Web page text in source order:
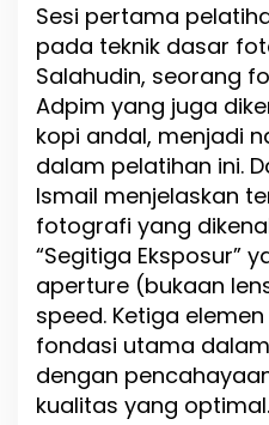
s
l
Sesi pertama
pada teknik dasar
Salahudin, seorang
Adpim yang juga
kopi andal, menjadi
dalam pelatihan ini.
Ismail menjelaskan
fotografi yang
“Segitiga Eksposur”
aperture (bukaan
speed. Ketiga
fondasi utama
dengan
kualitas yang optimal.